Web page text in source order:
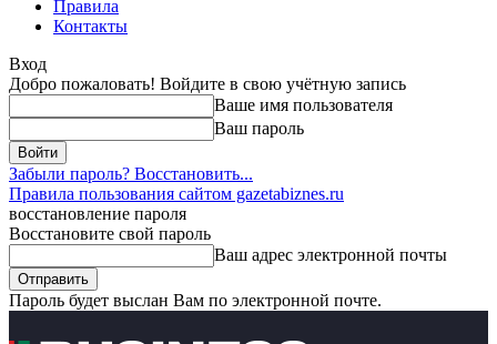
Правила
Контакты
Вход
Добро пожаловать! Войдите в свою учётную запись
Ваше имя пользователя
Ваш пароль
Забыли пароль? Восстановить...
Правила пользования сайтом gazetabiznes.ru
восстановление пароля
Восстановите свой пароль
Ваш адрес электронной почты
Пароль будет выслан Вам по электронной почте.